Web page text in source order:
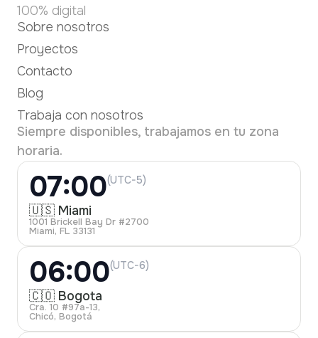
100% digital
Sobre nosotros
Proyectos
Contacto
Blog
Trabaja con nosotros
Siempre disponibles, trabajamos en tu zona
horaria.
07:00(UTC-5)
🇺🇸 Miami
1001 Brickell Bay Dr #2700
Miami, FL 33131
06:00(UTC-6)
🇨🇴 Bogota
Cra. 10 #97a-13,
Chicó, Bogotá